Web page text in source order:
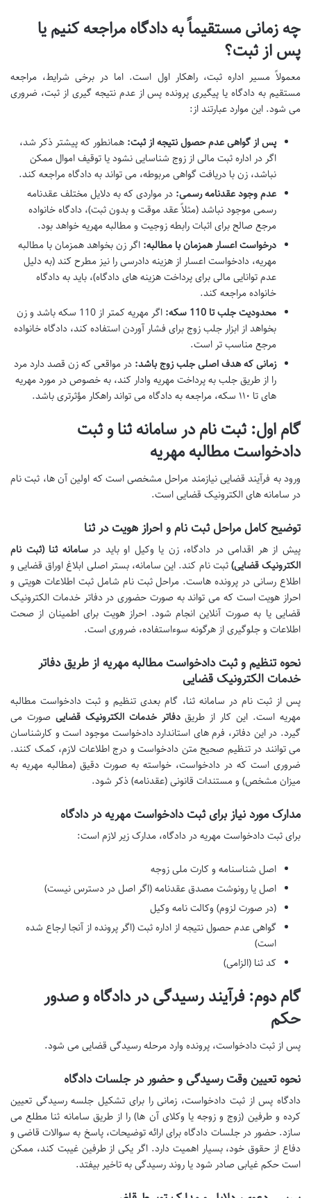
چه زمانی مستقیماً به دادگاه مراجعه کنیم یا
پس از ثبت؟
معمولاً مسیر اداره ثبت، راهکار اول است. اما در برخی شرایط، مراجعه
مستقیم به دادگاه یا پیگیری پرونده پس از عدم نتیجه گیری از ثبت، ضروری
می شود. این موارد عبارتند از:
پس از گواهی عدم حصول نتیجه از ثبت: همانطور که پیشتر ذکر شد،
اگر در اداره ثبت مالی از زوج شناسایی نشود یا توقیف اموال ممکن
نباشد، زن با دریافت گواهی مربوطه، می تواند به دادگاه مراجعه کند.
عدم وجود عقدنامه رسمی: در مواردی که به دلایل مختلف عقدنامه
رسمی موجود نباشد (مثلاً عقد موقت و بدون ثبت)، دادگاه خانواده
مرجع صالح برای اثبات رابطه زوجیت و مطالبه مهریه خواهد بود.
درخواست اعسار همزمان با مطالبه: اگر زن بخواهد همزمان با مطالبه
مهریه، دادخواست اعسار از هزینه دادرسی را نیز مطرح کند (به دلیل
عدم توانایی مالی برای پرداخت هزینه های دادگاه)، باید به دادگاه
خانواده مراجعه کند.
محدودیت جلب تا 110 سکه:
اگر مهریه کمتر از 110 سکه باشد و زن
بخواهد از ابزار جلب زوج برای فشار آوردن استفاده کند، دادگاه خانواده
مرجع مناسب تر است.
زمانی که هدف اصلی جلب زوج باشد: در مواقعی که زن قصد دارد مرد
را از طریق جلب به پرداخت مهریه وادار کند، به خصوص در مورد مهریه
های تا ۱۱۰ سکه، مراجعه به دادگاه می تواند راهکار مؤثرتری باشد.
گام اول: ثبت نام در سامانه ثنا و ثبت
دادخواست مطالبه مهریه
ورود به فرآیند قضایی نیازمند مراحل مشخصی است که اولین آن ها، ثبت نام
در سامانه های الکترونیک قضایی است.
توضیح کامل مراحل ثبت نام و احراز هویت در ثنا
پیش از هر اقدامی در دادگاه، زن یا وکیل او باید درسامانه ثنا (ثبت نام
الکترونیک قضایی)ثبت نام کند. این سامانه، بستر اصلی ابلاغ اوراق قضایی و
اطلاع رسانی در پرونده هاست. مراحل ثبت نام شامل ثبت اطلاعات هویتی و
احراز هویت است که می تواند به صورت حضوری در دفاتر خدمات الکترونیک
قضایی یا به صورت آنلاین انجام شود. احراز هویت برای اطمینان از صحت
اطلاعات و جلوگیری از هرگونه سوءاستفاده، ضروری است.
نحوه تنظیم و ثبت دادخواست مطالبه مهریه از طریق دفاتر
خدمات الکترونیک قضایی
پس از ثبت نام در سامانه ثنا، گام بعدی تنظیم و ثبت دادخواست مطالبه
مهریه است. این کار از طریقدفاتر خدمات الکترونیک قضایی صورت می
گیرد. در این دفاتر، فرم های استاندارد دادخواست موجود است و کارشناسان
می توانند در تنظیم صحیح متن دادخواست و درج اطلاعات لازم، کمک کنند.
ضروری است که در دادخواست، خواسته به صورت دقیق (مطالبه مهریه به
میزان مشخص) و مستندات قانونی (عقدنامه) ذکر شود.
مدارک مورد نیاز برای ثبت دادخواست مهریه در دادگاه
برای ثبت دادخواست مهریه در دادگاه، مدارک زیر لازم است:
اصل شناسنامه و کارت ملی زوجه
اصل یا رونوشت مصدق عقدنامه (اگر اصل در دسترس نیست)
(در صورت لزوم) وکالت نامه وکیل
گواهی عدم حصول نتیجه از اداره ثبت (اگر پرونده از آنجا ارجاع شده
است)
کد ثنا (الزامی)
گام دوم: فرآیند رسیدگی در دادگاه و صدور
حکم
پس از ثبت دادخواست، پرونده وارد مرحله رسیدگی قضایی می شود.
نحوه تعیین وقت رسیدگی و حضور در جلسات دادگاه
دادگاه پس از ثبت دادخواست، زمانی را برای تشکیل جلسه رسیدگی تعیین
کرده و طرفین (زوج و زوجه یا وکلای آن ها) را از طریق سامانه ثنا مطلع می
سازد. حضور در جلسات دادگاه برای ارائه توضیحات، پاسخ به سوالات قاضی و
دفاع از حقوق خود، بسیار اهمیت دارد. اگر یکی از طرفین غیبت کند، ممکن
است حکم غیابی صادر شود یا روند رسیدگی به تاخیر بیفتد.